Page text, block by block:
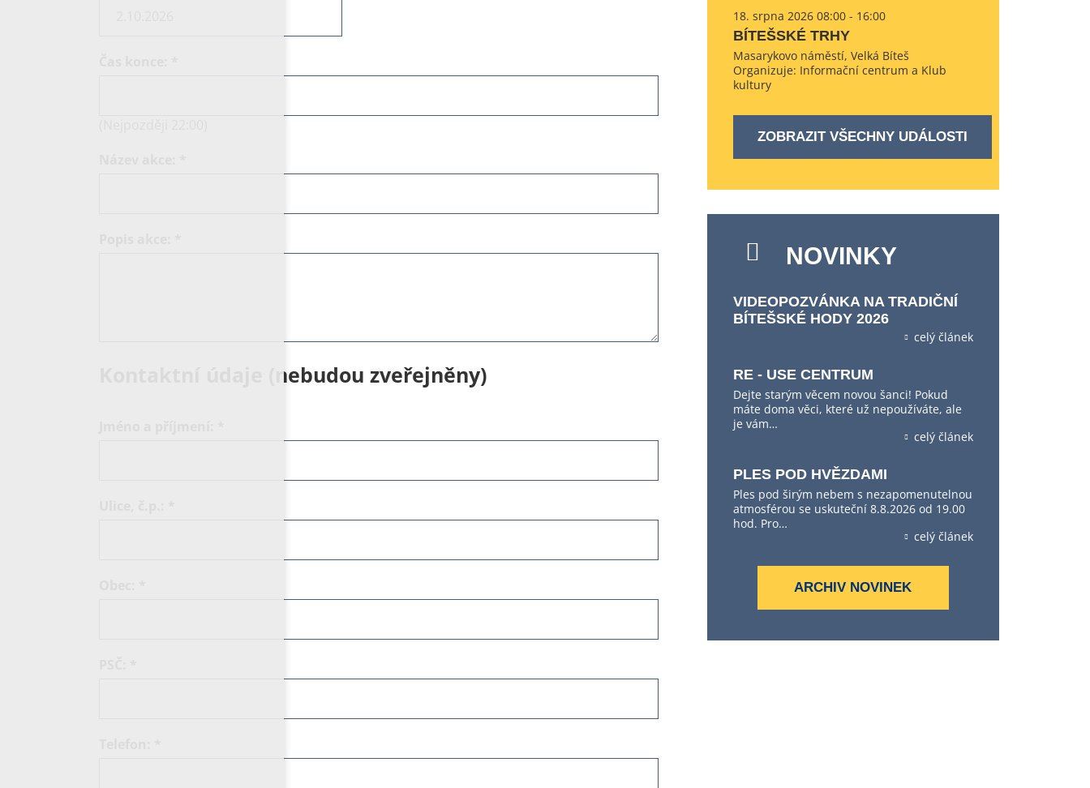
Kontaktní údaje (nebudou zveřejněny)
18. srpna 2026 08:00 - 16:00
BÍTEŠSKÉ TRHY
Masarykovo náměstí, Velká Bíteš
Organizuje: Informační centrum a Klub
kultury
ZOBRAZIT VŠECHNY UDÁLOSTI
NOVINKY
VIDEOPOZVÁNKA NA TRADIČNÍ
BÍTEŠSKÉ HODY 2026
celý článek
RE - USE CENTRUM
Dejte starým věcem novou šanci! Pokud
máte doma věci, které už nepoužíváte, ale
je vám…
celý článek
PLES POD HVĚZDAMI
Ples pod širým nebem s nezapomenutelnou
atmosférou se uskuteční 8.8.2026 od 19.00
hod. Pro…
celý článek
ARCHIV NOVINEK